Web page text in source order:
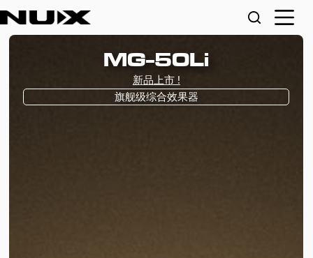
Amp Academy Stomp
音箱模拟综合效果器